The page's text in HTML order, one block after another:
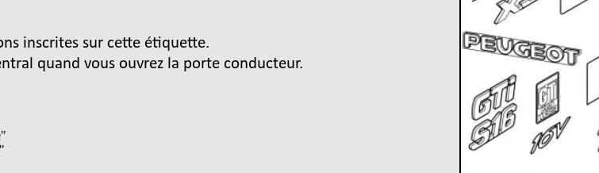
inscrites sur cette étiquette.
quand vous ouvrez la porte conducteur.